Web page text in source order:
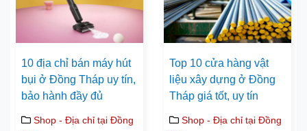
10 địa chỉ bán máy hút
bụi ở Đồng Tháp uy tín,
bảo hành đầy đủ
Shop - Địa chỉ tại Đồng
Top 10 cửa hàng vật
liệu xây dựng ở Đồng
Tháp giá tốt, uy tín
Shop - Địa chỉ tại Đồng